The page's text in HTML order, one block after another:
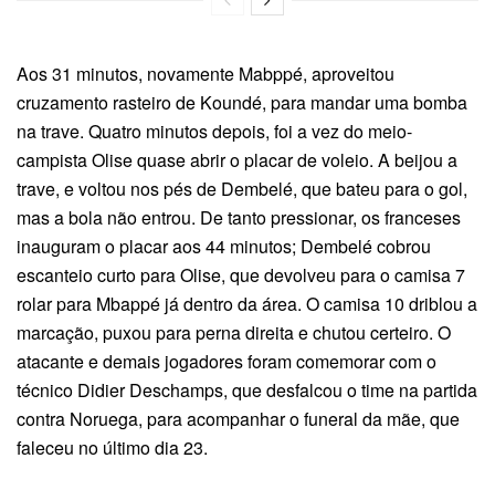
Aos 31 minutos, novamente Mabppé, aproveitou
cruzamento rasteiro de Koundé, para mandar uma bomba
na trave. Quatro minutos depois, foi a vez do meio-
campista Olise quase abrir o placar de voleio. A beijou a
trave, e voltou nos pés de Dembelé, que bateu para o gol,
mas a bola não entrou. De tanto pressionar, os franceses
inauguram o placar aos 44 minutos; Dembelé cobrou
escanteio curto para Olise, que devolveu para o camisa 7
rolar para Mbappé já dentro da área. O camisa 10 driblou a
marcação, puxou para perna direita e chutou certeiro. O
atacante e demais jogadores foram comemorar com o
técnico Didier Deschamps, que desfalcou o time na partida
contra Noruega, para acompanhar o funeral da mãe, que
faleceu no último dia 23.